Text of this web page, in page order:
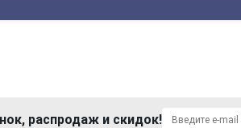
распродаж и скидок!